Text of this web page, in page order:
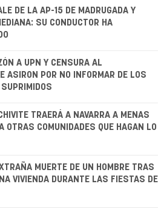
DE LA AP-15 DE MADRUGADA Y
SU CONDUCTOR HA
A UPN Y CENSURA AL
ASIRON POR NO INFORMAR DE LOS
TRAERÁ A NAVARRA A MENAS
OTRAS COMUNIDADES QUE HAGAN LO
MUERTE DE UN HOMBRE TRAS
VIVIENDA DURANTE LAS FIESTAS DE